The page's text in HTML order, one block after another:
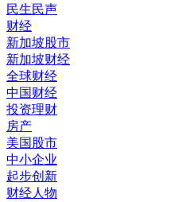
民生民声
财经
新加坡股市
新加坡财经
全球财经
中国财经
投资理财
房产
美国股市
中小企业
起步创新
财经人物